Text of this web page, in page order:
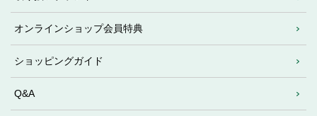
オンラインショップ会員特典
ショッピングガイド
Q&A